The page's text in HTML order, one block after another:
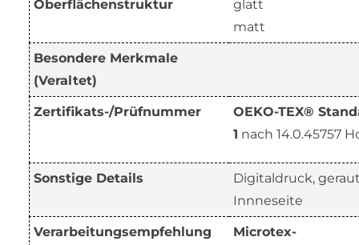
Oberflächenstruktur
glatt
matt
Besondere Merkmale
(Veraltet)
Zertifikats-/Prüfnummer
OEKO-TEX®
1 nach 14.0.45757
Sonstige Details
Digitaldruck,
Innneseite
Verarbeitungsempfehlung
Microtex-